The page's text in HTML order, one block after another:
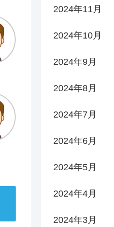
2024年11月
2024年10月
2024年9月
2024年8月
2024年7月
2024年6月
2024年5月
2024年4月
2024年3月